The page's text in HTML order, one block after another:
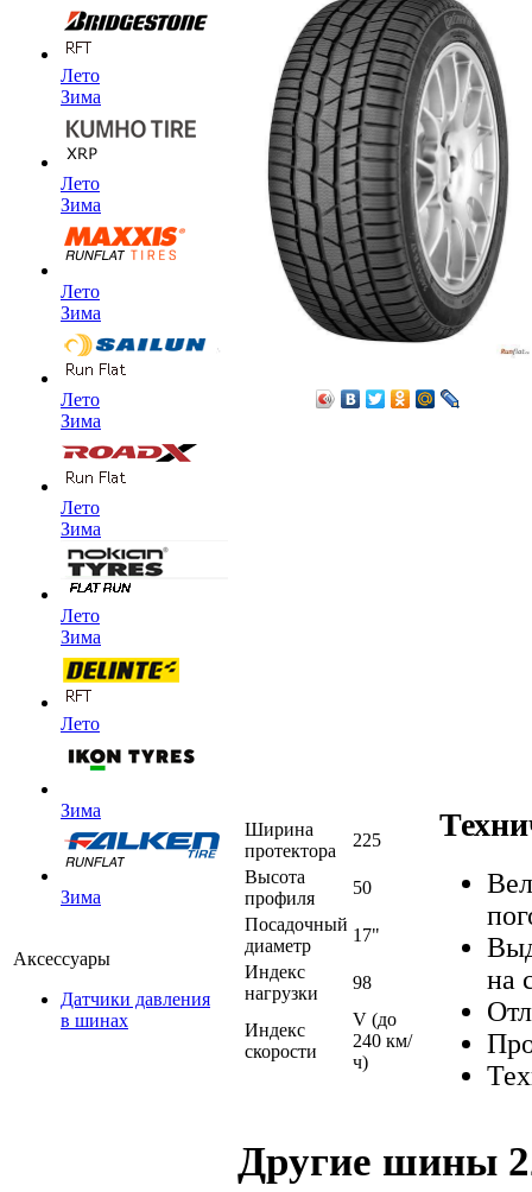
Лето
Зима
Лето
Зима
Лето
Зима
Лето
Зима
Лето
Зима
Лето
Зима
Лето
Зима
Зима
Аксессуары
Датчики давления
в шинах
Ширина
протектора
225
Высота
профиля
50
Посадочный
диаметр
17"
Индекс
нагрузки
98
Индекс
скорости
V (до
240 км/
ч)
на
Другие шины